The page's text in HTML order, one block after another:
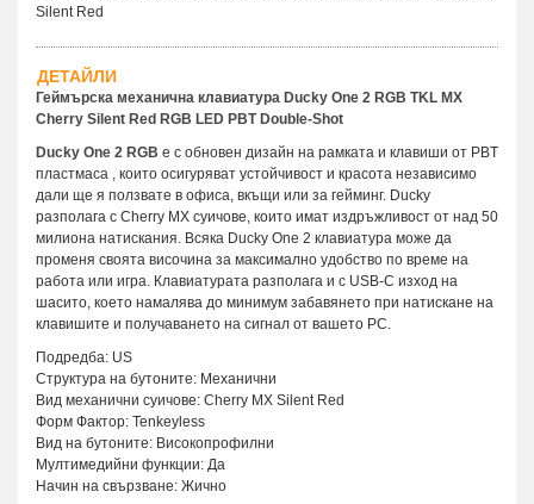
Silent Red
ДЕТАЙЛИ
Геймърска механична клавиатура Ducky One 2 RGB TKL MX
Cherry Silent Red RGB LED PBT Double-Shot
Ducky One 2 RGB е с обновен дизайн на рамката и клавиши от PBT
пластмаса , които осигуряват устойчивост и красота независимо
дали ще я ползвате в офиса, вкъщи или за гейминг. Ducky
разполага с Cherry MX суичове, които имат издръжливост от над 50
милиона натискания. Всяка Ducky One 2 клавиатура може да
променя своята височина за максимално удобство по време на
работа или игра. Клавиатурата разполага и с USB-C изход на
шасито, което намалява до минимум забавянето при натискане на
клавишите и получаването на сигнал от вашето PC.
Подредба: US
Структура на бутоните: Механични
Вид механични суичове: Cherry MX Silent Red
Форм Фактор: Tenkeyless
Вид на бутоните: Високопрофилни
Мултимедийни функции: Да
Начин на свързване: Жично